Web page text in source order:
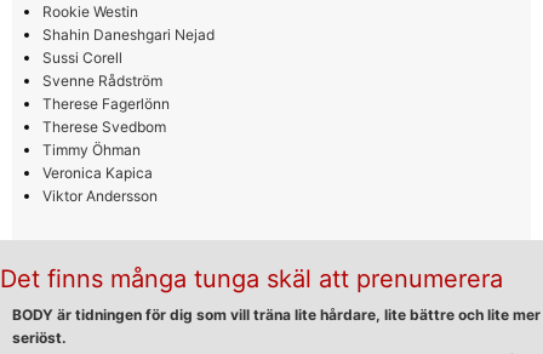
Rookie Westin
Shahin Daneshgari Nejad
Sussi Corell
Svenne Rådström
Therese Fagerlönn
Therese Svedbom
Timmy Öhman
Veronica Kapica
Viktor Andersson
Det finns många tunga skäl att prenumerera
BODY är tidningen för dig som vill träna lite hårdare, lite bättre och lite mer
seriöst.